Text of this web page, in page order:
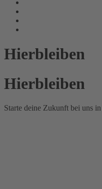
Hierbleiben
Hierbleiben
Starte deine Zukunft bei uns